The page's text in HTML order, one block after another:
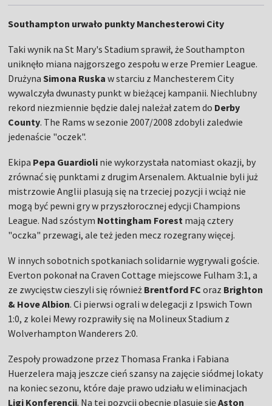
Southampton urwało punkty Manchesterowi City
Taki wynik na St Mary's Stadium sprawił, że Southampton
uniknęło miana najgorszego zespołu w erze Premier League.
DrużynaSimona Ruska w starciu z Manchesterem City
wywalczyła dwunasty punkt w bieżącej kampanii. Niechlubny
rekord niezmiennie będzie dalej należał zatem do Derby
County. The Rams w sezonie 2007/2008 zdobyli zaledwie
jedenaście "oczek".
Ekipa Pepa Guardioli nie wykorzystała natomiast okazji, by
zrównać się punktami z drugim Arsenalem. Aktualnie byli już
mistrzowie Anglii plasują się na trzeciej pozycji i wciąż nie
mogą być pewni gry w przyszłorocznej edycji Champions
League. Nad szóstym Nottingham Forest mają cztery
"oczka" przewagi, ale też jeden mecz rozegrany więcej.
W innych sobotnich spotkaniach solidarnie wygrywali goście.
Everton pokonał na Craven Cottage miejscowe Fulham 3:1, a
ze zwycięstw cieszyli się również Brentford FC oraz Brighton
& Hove Albion. Ci pierwsi ograli w delegacji z Ipswich Town
1:0, z kolei Mewy rozprawiły się na Molineux Stadium z
Wolverhampton Wanderers 2:0.
Zespoły prowadzone przez Thomasa Franka i Fabiana
Huerzelera mają jeszcze cień szansy na zajęcie siódmej lokaty
na koniec sezonu, które daje prawo udziału w eliminacjach
Ligi Konferencji. Na tej pozycji obecnie plasuje sięAston